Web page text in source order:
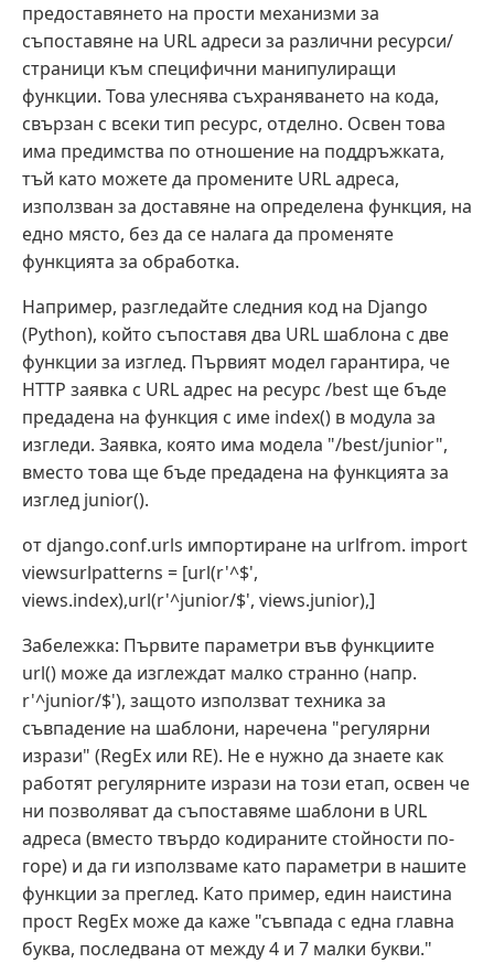
предоставянето на прости механизми за
съпоставяне на URL адреси за различни ресурси/
страници към специфични манипулиращи
функции. Това улеснява съхраняването на кода,
свързан с всеки тип ресурс, отделно. Освен това
има предимства по отношение на поддръжката,
тъй като можете да промените URL адреса,
използван за доставяне на определена функция, на
едно място, без да се налага да променяте
функцията за обработка.
Например, разгледайте следния код на Django
(Python), който съпоставя два URL шаблона с две
функции за изглед. Първият модел гарантира, че
HTTP заявка с URL адрес на ресурс /best ще бъде
предадена на функция с име index() в модула за
изгледи. Заявка, която има модела "/best/junior",
вместо това ще бъде предадена на функцията за
изглед junior().
от django.conf.urls импортиране на urlfrom. import
viewsurlpatterns = [url(r'^$',
views.index),url(r'^junior/$', views.junior),]
Забележка: Първите параметри във функциите
url() може да изглеждат малко странно (напр.
r'^junior/$'), защото използват техника за
съвпадение на шаблони, наречена "регулярни
изрази" (RegEx или RE). Не е нужно да знаете как
работят регулярните изрази на този етап, освен че
ни позволяват да съпоставяме шаблони в URL
адреса (вместо твърдо кодираните стойности по-
горе) и да ги използваме като параметри в нашите
функции за преглед. Като пример, един наистина
прост RegEx може да каже "съвпада с една главна
буква, последвана от между 4 и 7 малки букви."